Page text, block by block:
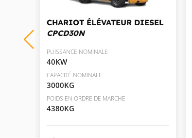
CHARIOT ÉLÉVATEUR DIESEL
CPCD30N
PUISSANCE NOMINALE
40KW
CAPACITÉ NOMINALE
3000KG
POIDS EN ORDRE DE MARCHE
4380KG